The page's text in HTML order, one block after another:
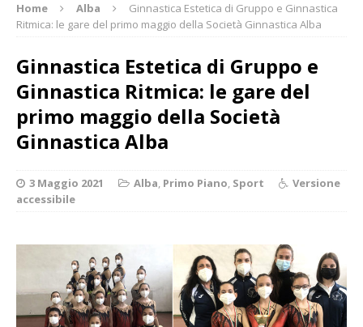
Home Alba
Ginnastica Estetica di Gruppo e Ginnastica
Ritmica: le gare del primo maggio della Società Ginnastica Alba
Ginnastica Estetica di Gruppo e
Ginnastica Ritmica: le gare del
primo maggio della Società
Ginnastica Alba
3 Maggio 2021 Alba, Primo Piano, Sport
Versione
accessibile